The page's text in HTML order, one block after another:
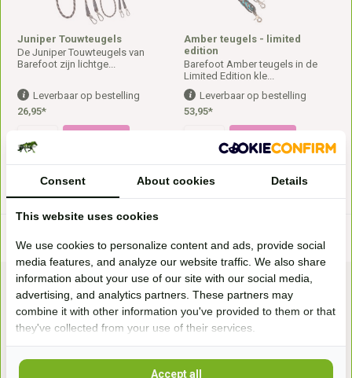
Juniper Touwteugels
De Juniper Touwteugels van
Barefoot zijn lichtge...
Leverbaar op bestelling
26,95*
* Incl. btw Excl.Verzendkosten
Amber teugels - limited
edition
Barefoot Amber teugels in de
Limited Edition kle...
Leverbaar op bestelling
53,95*
* Incl. btw Excl.Verzendkosten
Consent About cookies Details
This website uses cookies
We use cookies to personalize content and ads, provide social
media features, and analyze our website traffic. We also share
information about your use of our site with our social media,
advertising, and analytics partners. These partners may
combine it with other information you've provided to them or that
they've collected from your use of their services.
Accept all